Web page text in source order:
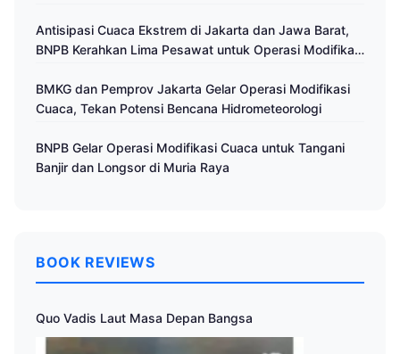
Antisipasi Cuaca Ekstrem di Jakarta dan Jawa Barat,
BNPB Kerahkan Lima Pesawat untuk Operasi Modifikasi
BMKG dan Pemprov Jakarta Gelar Operasi Modifikasi
Cuaca, Tekan Potensi Bencana Hidrometeorologi
BNPB Gelar Operasi Modifikasi Cuaca untuk Tangani
Banjir dan Longsor di Muria Raya
BOOK REVIEWS
Quo Vadis Laut Masa Depan Bangsa